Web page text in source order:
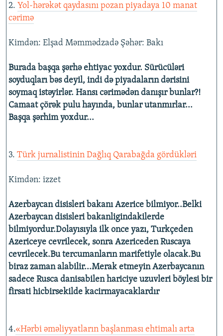
AZADLIQRADIOSU MOBIL TELEFONUNUZDA
XƏBƏR BÜLLETENLƏRIMIZ
RFE/RL-in bütün saytları
2. Yol-hərəkət qaydasını pozan piyadaya 10 manat
cərimə
Kimdən: Elşad Məmmədzadə Şəhər: Bakı
Burada başqa şərhə ehtiyac yoxdur. Sürücüləri
soyduqları bəs deyil, indi də piyadaların dərisini
soymaq istəyirlər. Hansı cərimədən danışır bunlar?!
Camaat çörək pulu hayında, bunlar utanmırlar...
Başqa şərhim yoxdur...
3. Türk jurnalistinin Dağlıq Qarabağda gördükləri
Kimdən: izzet
Azerbaycan disisleri bakanı Azerice bilmiyor..Belki
Azerbaycan disisleri bakanligindakilerde
bilmiyordur.Dolayısıyla ilk once yazı, Turkçeden
Azericeye cevrilecek, sonra Azericeden Ruscaya
cevrilecek.Bu tercumanların marifetiyle olacak.Bu
biraz zaman alabilir...Merak etmeyin Azerbaycanın
sadece Rusca danisabilen hariciye uzuvleri böylesi bir
firsati hicbirsekilde kacirmayacaklardır
4.«Hərbi əməliyyatların başlanması ehtimalı arta